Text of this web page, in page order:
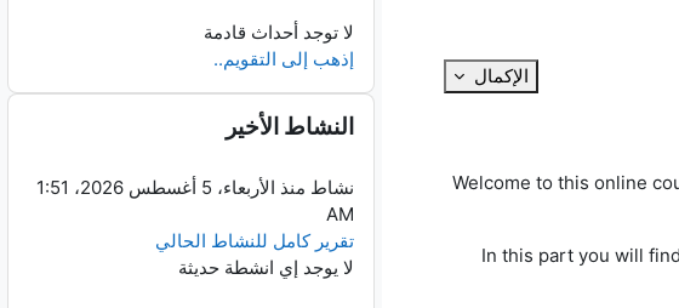
لا توجد أحداث قادمة
إذهب إلى التقويم..
تجاوز النشاط الأخير
النشاط الأخير
نشاط منذ الأربعاء، 5 أغسطس 2026، 1:51
AM
تقرير كامل للنشاط الحالي
لا يوجد إي انشطة حديثة
الإكمال
Welcome to this online
In this part you will